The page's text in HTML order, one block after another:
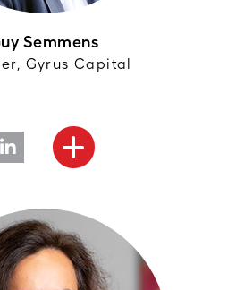
Semmens
Gyrus Capital